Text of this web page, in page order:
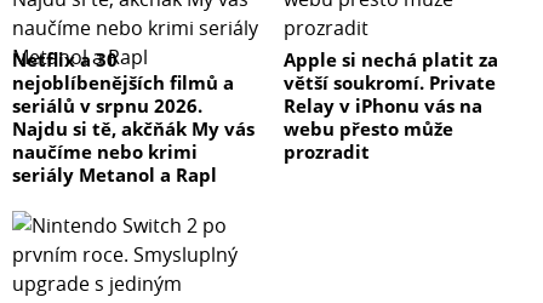
- materiál membrány: tužený papír
- pružné okraje membrány: butylová guma
- magnet: duální ferit
- připojení:
vstup: symetrický XLR/TRS combojack
Netflix a 30
nejoblíbenějších filmů a
seriálů v srpnu 2026.
Najdu si tě, akčňák My vás
naučíme nebo krimi
seriály Metanol a Rapl
Apple si nechá platit za
větší soukromí. Private
Relay v iPhonu vás na
webu přesto může
prozradit